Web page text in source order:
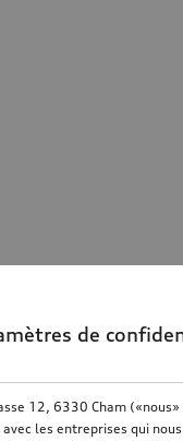
de
12, 6330 Cham
les entreprises qui